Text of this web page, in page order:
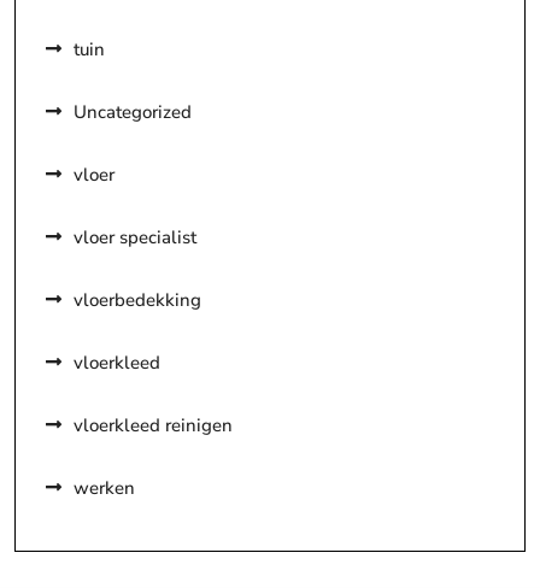
tuin
Uncategorized
vloer
vloer specialist
vloerbedekking
vloerkleed
vloerkleed reinigen
werken